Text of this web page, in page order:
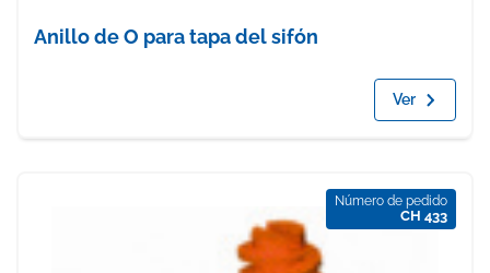
Anillo de O para tapa del sifón
Ver
Número de pedido
CH 433